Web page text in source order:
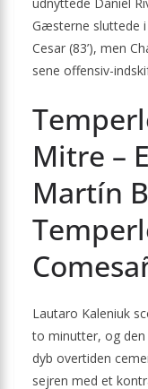
Gæsterne sluttede
Cesar (83’), men
sene offensiv-
Mitre –
Martín
Lautaro Kaleniuk
to minutter, og
dyb overtiden
sejren med et